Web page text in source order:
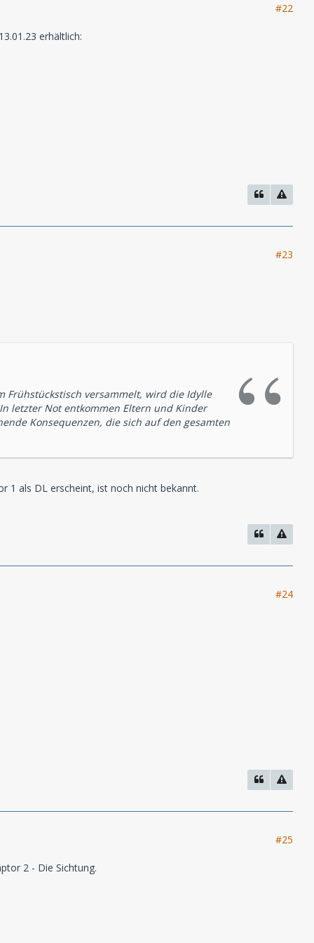
#22
erhältlich:
#23
Frühstückstisch versammelt, wird die Idylle
letzter Not entkommen Eltern und Kinder
Konsequenzen, die sich auf den gesamten
1 als DL erscheint, ist noch nicht bekannt.
#24
#25
2 - Die Sichtung.